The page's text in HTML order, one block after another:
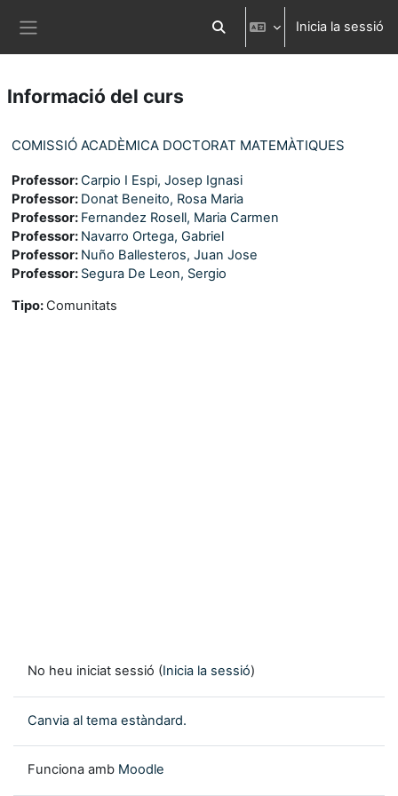
Commuta l'entrada de la cerca
Inicia la sessió
Informació del curs
COMISSIÓ ACADÈMICA DOCTORAT MATEMÀTIQUES
Professor:Carpio I Espi, Josep Ignasi
Professor: Donat Beneito, Rosa Maria
Professor: Fernandez Rosell, Maria Carmen
Professor: Navarro Ortega, Gabriel
Professor: Nuño Ballesteros, Juan Jose
Professor: Segura De Leon, Sergio
Tipo: Comunitats
No heu iniciat sessió (Inicia la sessió)
Canvia al tema estàndard.
Funciona amb Moodle